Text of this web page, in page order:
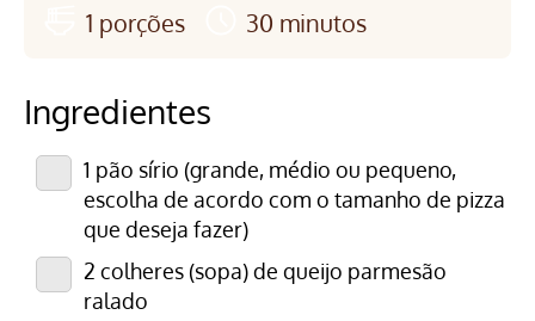
1 porções 30 minutos
Ingredientes
1 pão sírio (grande, médio ou pequeno,
escolha de acordo com o tamanho de pizza
que deseja fazer)
2 colheres (sopa) de queijo parmesão
ralado